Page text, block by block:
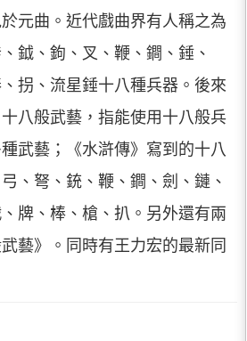
元曲。近代戲曲界有人稱之為
鉞、鉤、叉、鞭、鐧、錘、
拐、流星錘十八種兵器。後來
八般武藝，指能使用十八般兵
武藝；《水滸傳》寫到的十八
、弩、銃、鞭、鐧、劍、鏈、
牌、棒、槍、扒。另外還有兩
藝》。同時有王力宏的最新同